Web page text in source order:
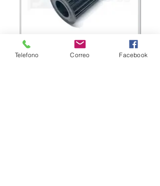
LS-4849 POLEA BANDA BASTIDOR
Telefono Correo Facebook